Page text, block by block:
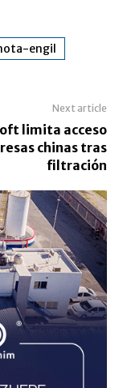
engil
Next article
limita acceso
chinas tras
filtración